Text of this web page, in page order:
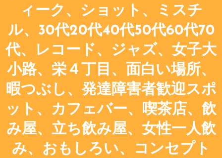
ィーク、ショット、ミスチ
ル、30代20代40代50代60代70
代、レコード、ジャズ、女子大
小路、栄４丁目、面白い場所、
暇つぶし、発達障害者歓迎スポ
ット、カフェバー、喫茶店、飲
み屋、立ち飲み屋、女性一人飲
み、おもしろい、コンセプト